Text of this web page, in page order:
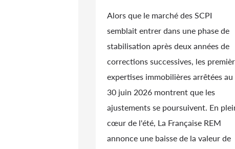
Alors que le marché des SCPI
semblait entrer dans une phase de
stabilisation après deux années de
corrections successives, les
expertises immobilières arrêtées au
30 juin 2026 montrent que les
ajustements se poursuivent. En
cœur de l'été, La Française REM
annonce une baisse de la valeur de